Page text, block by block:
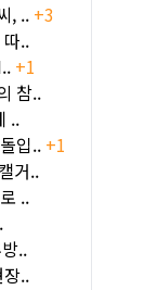
, .. +3
..
+1
참..
..
입.. +1
거..
..
..
..